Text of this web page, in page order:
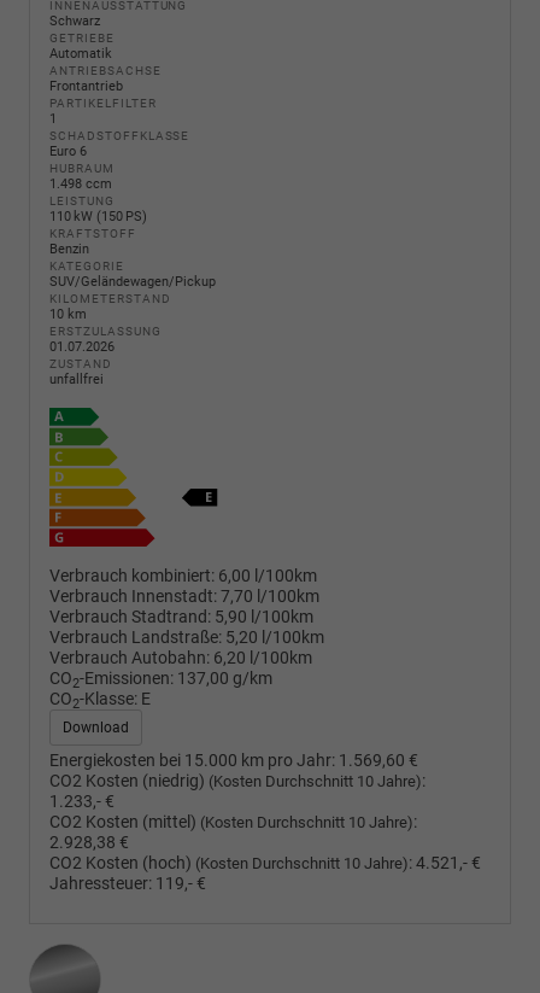
INNENAUSSTATTUNG
Schwarz
GETRIEBE
Automatik
ANTRIEBSACHSE
Frontantrieb
PARTIKELFILTER
1
SCHADSTOFFKLASSE
Euro 6
HUBRAUM
1.498 ccm
LEISTUNG
110 kW (150 PS)
KRAFTSTOFF
Benzin
KATEGORIE
SUV/Geländewagen/Pickup
KILOMETERSTAND
10 km
ERSTZULASSUNG
01.07.2026
ZUSTAND
unfallfrei
Verbrauch kombiniert: 6,00 l/100km
Verbrauch Innenstadt:7,70 l/100km
Verbrauch Stadtrand: 5,90 l/100km
Verbrauch Landstraße: 5,20 l/100km
Verbrauch Autobahn: 6,20 l/100km
CO2-Emissionen: 137,00 g/km
CO2-Klasse: E
Download
Energiekosten bei 15.000 km pro Jahr: 1.569,60 €
CO2 Kosten (niedrig) (Kosten Durchschnitt 10 Jahre):
1.233,- €
CO2 Kosten (mittel) (Kosten Durchschnitt 10 Jahre):
2.928,38 €
CO2 Kosten (hoch) (Kosten Durchschnitt 10 Jahre):4.521,- €
Jahressteuer: 119,- €